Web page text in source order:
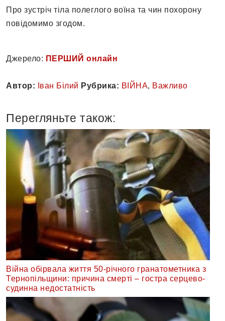
Про зустріч тіла полеглого воїна та чин похорону
повідомимо згодом.
Джерело: ПЕРШИЙ онлайн
Автор: Іван Білий Рубрика: ВІЙНА, Важливо
Перегляньте також:
Війна обірвала життя 50-річного гранатометника з
Тернопільщини: причина смерті – гостра серцево-
судинна недостатність